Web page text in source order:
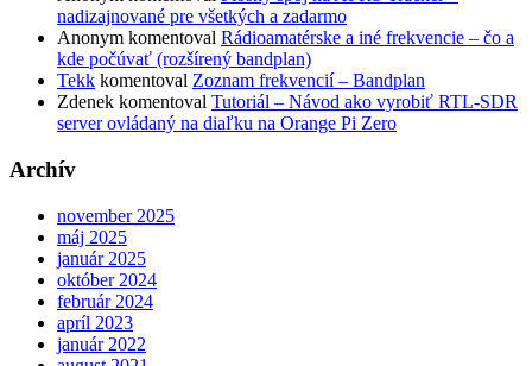
nadizajnované pre všetkých a zadarmo
Anonym komentoval Rádioamatérske a iné frekvencie – čo a
kde počúvať (rozšírený bandplan)
Tekk komentoval Zoznam frekvencií – Bandplan
Zdenek komentoval Tutoriál – Návod ako vyrobiť RTL-SDR
server ovládaný na diaľku na Orange Pi Zero
Archív
november 2025
máj 2025
január 2025
október 2024
február 2024
apríl 2023
január 2022